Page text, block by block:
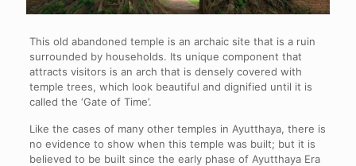
This old abandoned temple is an archaic site that is a ruin
surrounded by households. Its unique component that
attracts visitors is an arch that is densely covered with
temple trees, which look beautiful and dignified until it is
called the ‘Gate of Time’.
Like the cases of many other temples in Ayutthaya, there is
no evidence to show when this temple was built; but it is
believed to be built since the early phase of Ayutthaya Era